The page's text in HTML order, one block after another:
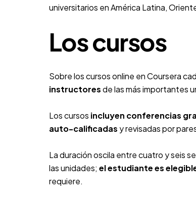
universitarios en América Latina,
Los cursos
Sobre los cursos online en Coursera
instructoresde las más importantes
Los cursos incluyen conferencias
auto-calificadas y revisadas por
La duración oscila entre cuatro y seis
las unidades; el estudiante es
requiere.